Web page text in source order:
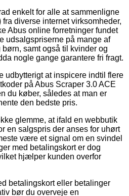
enkelt for alle at sammenligne
diverse internet virksomheder,
Abus online forretninger fundet
udsalgspriserne på mange af
samt også til kvinder og
nogle gange garantere fri fragt.
udbytterigt at inspicere indtil flere
på Abus Scraper 3.0 ACE
du køber, således at man er
den bedste pris.
glemme, at ifald en webbutik
en salgspris der anses for uhørt
være et signal om en svindel
med betalingskort er dog
hjælper kunden overfor
betalingskort eller betalinger
bør du overveje en